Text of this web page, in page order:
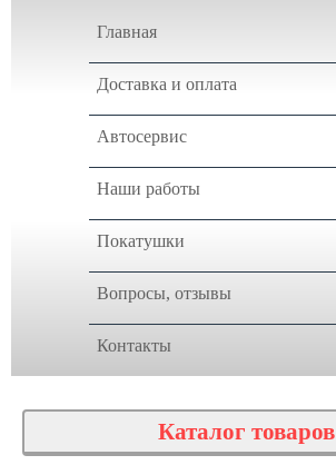
Главная
Доставка и оплата
Автосервис
Наши работы
Покатушки
Вопросы, отзывы
Контакты
Каталог товаров